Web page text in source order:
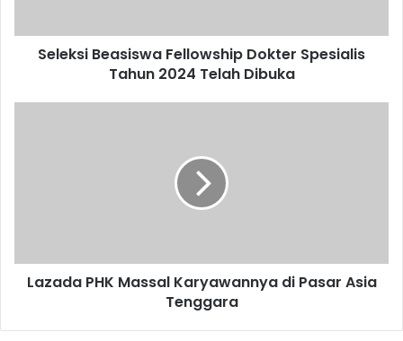
Dibuka
Seleksi Beasiswa Fellowship Dokter Spesialis
Tahun 2024 Telah Dibuka
Lazada PHK Massal Karyawannya di Pasar Asia
Tenggara